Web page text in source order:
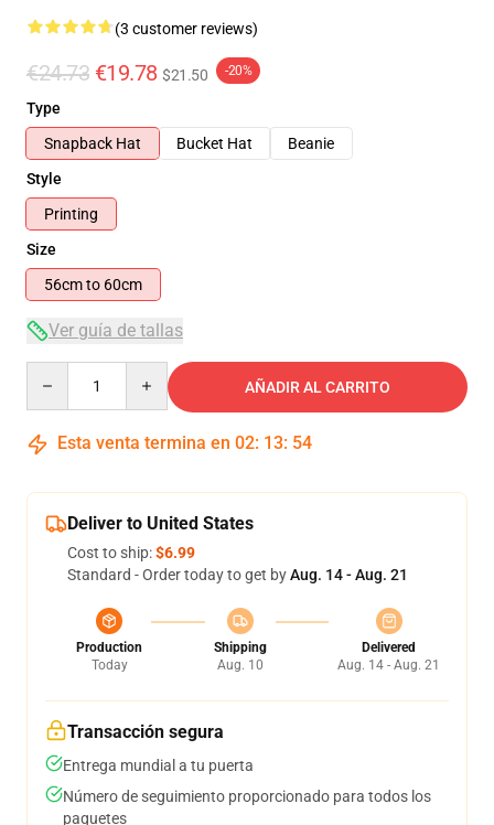
(3 customer reviews)
€24.73 €19.78 $21.50 -20%
Type
Snapback Hat
Bucket Hat
Beanie
Style
Printing
Size
56cm to 60cm
Ver guía de tallas
AÑADIR AL CARRITO
Esta venta termina en 02: 13: 54
Deliver to United States
Cost to ship:$6.99
Standard - Order today to get byAug. 14 - Aug. 21
Production
Today
Shipping
Aug. 10
Delivered
Aug. 14 - Aug. 21
Transacción segura
Entrega mundial a tu puerta
Número de seguimiento proporcionado para todos los
paquetes